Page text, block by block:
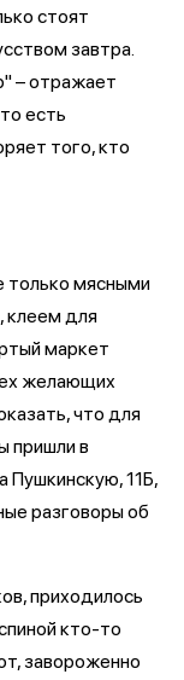
стоят
завтра.
– отражает
есть
того, кто
только мясными
клеем для
маркет
желающих
что для
пришли в
Пушкинскую, 11Б,
разговоры об
приходилось
кто-то
завороженно